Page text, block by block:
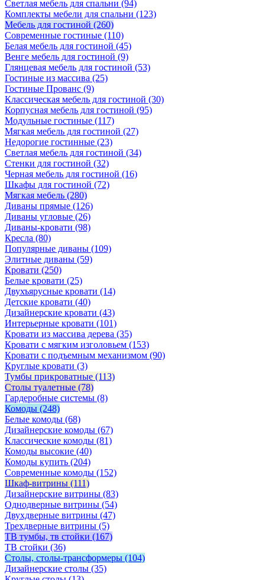
Светлая мебель для спальни (94)
Комплекты мебели для спальни (123)
Мебель для гостиной (260)
Современные гостиные (110)
Белая мебель для гостиной (45)
Венге мебель для гостиной (9)
Глянцевая мебель для гостиной (53)
Гостиные из массива (25)
Гостиные Прованс (9)
Классическая мебель для гостиной (30)
Корпусная мебель для гостиной (95)
Модульные гостиные (117)
Мягкая мебель для гостиной (27)
Недорогие гостинные (23)
Светлая мебель для гостиной (34)
Стенки для гостиной (32)
Черная мебель для гостиной (16)
Шкафы для гостиной (72)
Мягкая мебель (280)
Диваны прямые (126)
Диваны угловые (26)
Диваны-кровати (98)
Кресла (80)
Популярные диваны (109)
Элитные диваны (59)
Кровати (250)
Белые кровати (25)
Двухъярусные кровати (14)
Детские кровати (40)
Дизайнерские кровати (43)
Интерьерные кровати (101)
Кровати из массива дерева (35)
Кровати с мягким изголовьем (153)
Кровати с подъемным механизмом (90)
Круглые кровати (3)
Тумбы прикроватные (113)
Столы туалетные (78)
Гардеробные системы (8)
Комоды (248)
Белые комоды (68)
Дизайнерские комоды (67)
Классические комоды (81)
Комоды высокие (40)
Комоды купить (204)
Современные комоды (152)
Шкаф-витрины (111)
Дизайнерские витрины (83)
Однодверные витрины (54)
Двухдверные витрины (47)
Трехдверные витрины (5)
ТВ тумбы, тв стойки (167)
ТВ стойки (36)
Столы, столы-трансформеры (104)
Дизайнерские столы (35)